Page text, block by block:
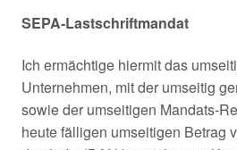
SEPA-Lastschriftmandat
Ich ermächtige hiermit das
Unternehmen, mit der umseitig
sowie der umseitigen Mandats-
heute fälligen umseitigen Betrag